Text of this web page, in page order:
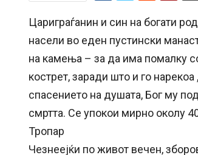
Цариграѓанин и син на богати
насели во еден пустински
на камења – за да има помалку
кострет, заради што и го
спасението на душата, Бог му
смртта. Се упокои мирно околу
Тропар
Чезнеејќи по живот вечен,